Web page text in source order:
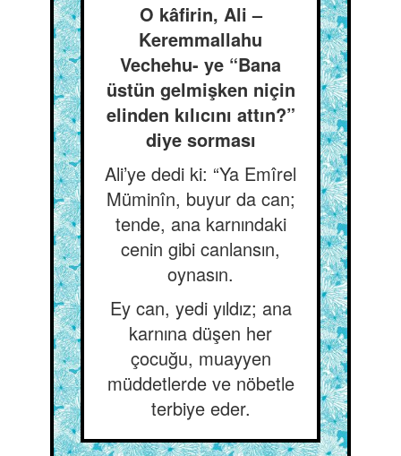
O kâfirin, Ali –
Keremmallahu
Vechehu- ye “Bana
üstün gelmişken niçin
elinden kılıcını attın?”
diye sorması
Ali’ye dedi ki: “Ya Emîrel
Müminîn, buyur da can;
tende, ana karnındaki
cenin gibi canlansın,
oynasın.
Ey can, yedi yıldız; ana
karnına düşen her
çocuğu, muayyen
müddetlerde ve nöbetle
terbiye eder.